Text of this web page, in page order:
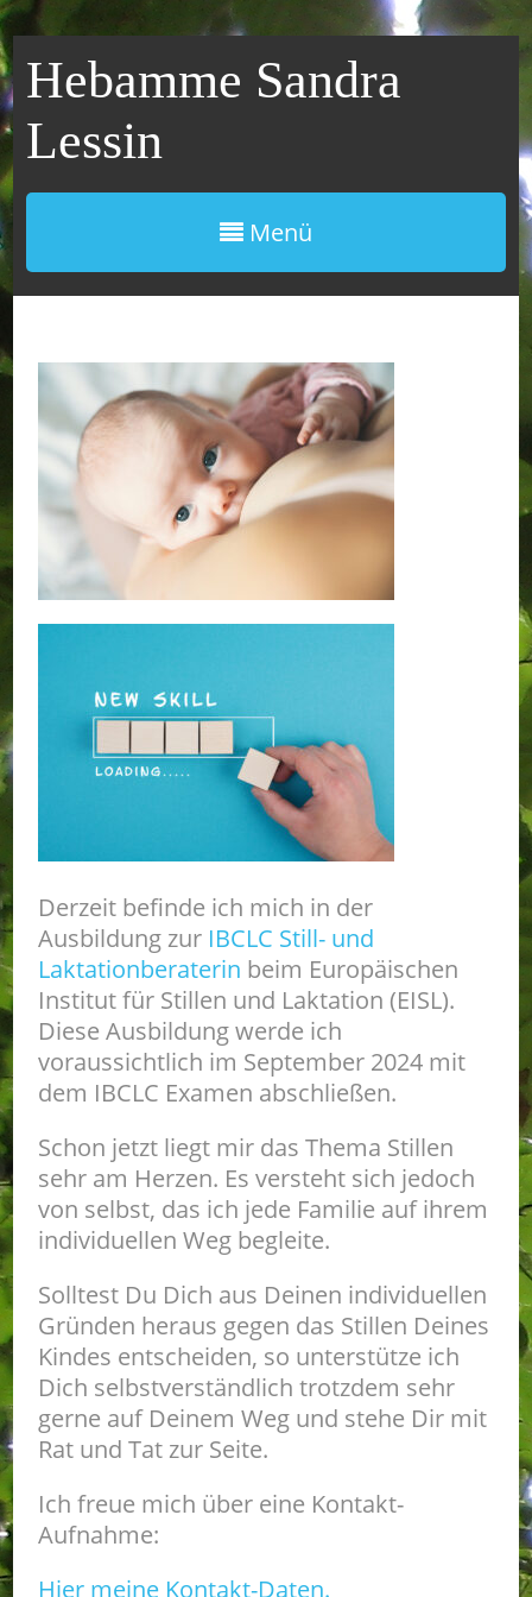
Hebamme Sandra
Lessin
Menü
Derzeit befinde ich mich in der
Ausbildung zur IBCLC Still- und
Laktationberaterin beim Europäischen
Institut für Stillen und Laktation (EISL).
Diese Ausbildung werde ich
voraussichtlich im September 2024 mit
dem IBCLC Examen abschließen.
Schon jetzt liegt mir das Thema Stillen
sehr am Herzen. Es versteht sich jedoch
von selbst, das ich jede Familie auf ihrem
individuellen Weg begleite.
Solltest Du Dich aus Deinen individuellen
Gründen heraus gegen das Stillen Deines
Kindes entscheiden, so unterstütze ich
Dich selbstverständlich trotzdem sehr
gerne auf Deinem Weg und stehe Dir mit
Rat und Tat zur Seite.
Ich freue mich über eine Kontakt-
Aufnahme:
Hier meine Kontakt-Daten.